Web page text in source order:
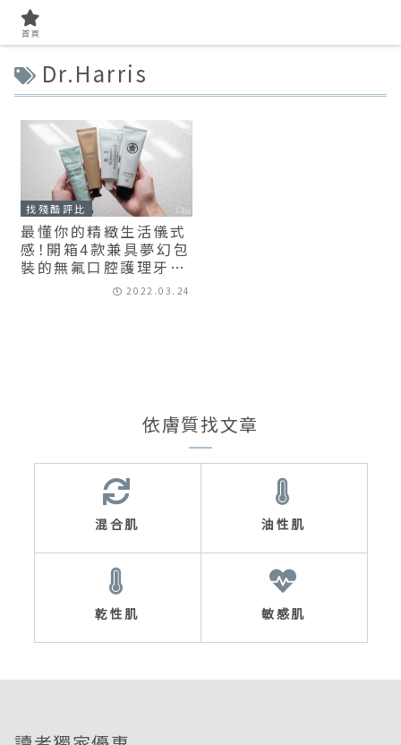
Dr.Harris
找殘酷評比
最懂你的精緻生活儀式
感！開箱4款兼具夢幻包
裝的無氟口腔護理牙
BASHIDO、 Dr.
2022.03.24
依膚質找文章
混合肌 油性肌
乾性肌 敏感肌
首頁